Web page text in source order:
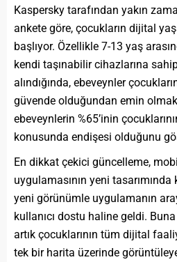
Kaspersky tarafından yakın
ankete göre, çocukların dijital
başlıyor. Özellikle 7-13 yaş
kendi taşınabilir cihazlarına
alındığında, ebeveynler
güvende olduğundan emin
ebeveynlerin %65’inin
konusunda endişesi olduğunu
En dikkat çekici güncelleme,
uygulamasının yeni
yeni görünümle uygulamanın
kullanıcı dostu haline geldi.
artık çocuklarının tüm dijital
tek bir harita üzerinde